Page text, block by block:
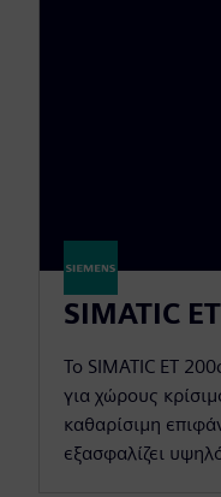
SIMATIC
Το SIMATIC ET
για χώρους
καθαρίσιμη
εξασφαλίζει